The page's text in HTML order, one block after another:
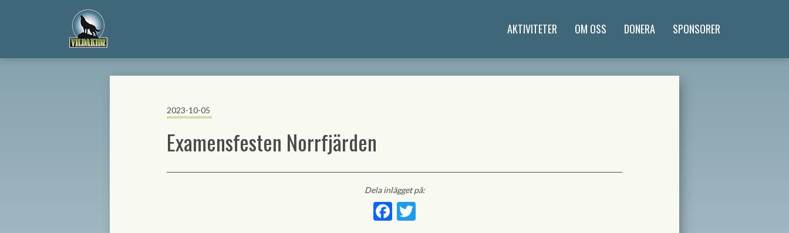
AKTIVITETER OM OSS DONERA SPONSORER
2023-10-05
Examensfesten Norrfjärden
Dela inlägget på:
Facebook